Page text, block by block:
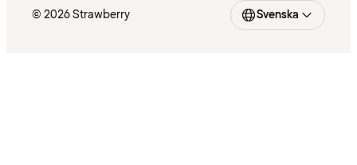
© 2026 Strawberry Svenska